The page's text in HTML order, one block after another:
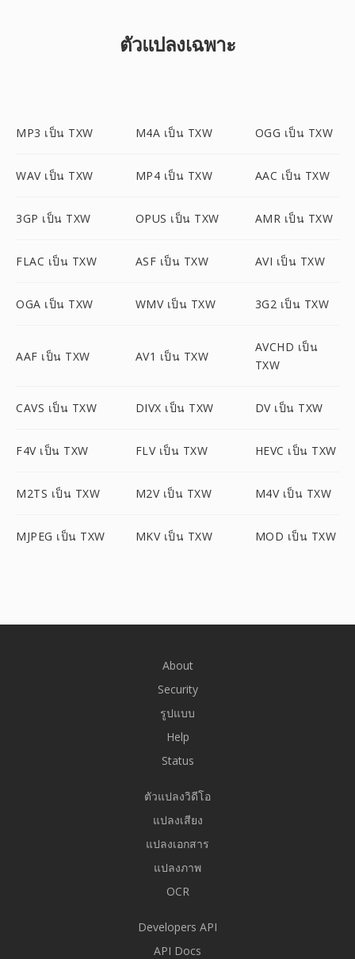
ตัวแปลงเฉพาะ
MP3 เป็น TXW M4A เป็น TXW OGG เป็น TXW
WAV เป็น TXW MP4 เป็น TXW AAC เป็น TXW
3GP เป็น TXW OPUS เป็น TXW AMR เป็น TXW
FLAC เป็น TXW ASF เป็น TXW AVI เป็น TXW
OGA เป็น TXW WMV เป็น TXW 3G2 เป็น TXW
AAF เป็น TXW AV1 เป็น TXW
AVCHD เป็น
TXW
CAVS เป็น TXW DIVX เป็น TXW DV เป็น TXW
F4V เป็น TXW FLV เป็น TXW HEVC เป็น TXW
M2TS เป็น TXW M2V เป็น TXW M4V เป็น TXW
MJPEG เป็น TXW MKV เป็น TXW MOD เป็น TXW
About
Security
รูปแบบ
Help
Status
ตัวแปลงวิดีโอ
แปลงเสียง
แปลงเอกสาร
แปลงภาพ
OCR
Developers API
API Docs